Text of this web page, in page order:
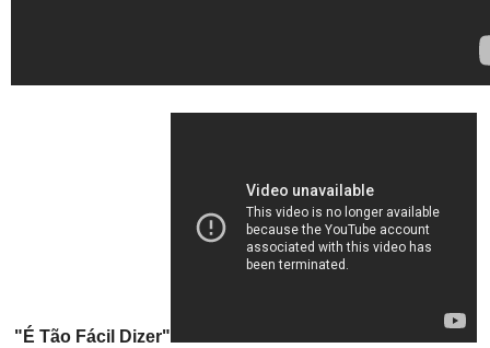
"É Tão Fácil Dizer"